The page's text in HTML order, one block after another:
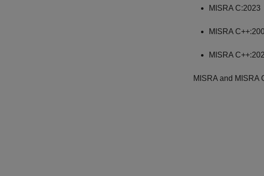
MISRA C:2023
MISRA
MISRA
MISRA and MISRA